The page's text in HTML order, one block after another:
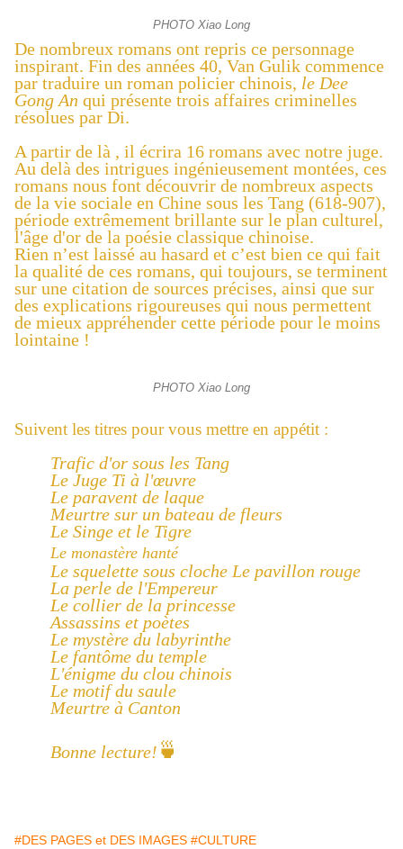
PHOTO Xiao Long
De nombreux romans ont repris ce personnage
inspirant. Fin des années 40, Van Gulik commence
par traduire un roman policier chinois, le Dee
Gong An qui présente trois affaires criminelles
résolues par Di.
A partir de là , il écrira 16 romans avec notre juge.
Au delà des intrigues ingénieusement montées, ces
romans nous font découvrir de nombreux aspects
de la vie sociale en Chine sous les Tang (618-907),
période extrêmement brillante sur le plan culturel,
l'âge d'or de la poésie classique chinoise.
Rien n’est laissé au hasard et c’est bien ce qui fait
la qualité de ces romans, qui toujours, se terminent
sur une citation de sources précises, ainsi que sur
des explications rigoureuses qui nous permettent
de mieux appréhender cette période pour le moins
lointaine !
PHOTO Xiao Long
Suivent les titres pour vous mettre en appétit :
Trafic d'or sous les Tang
Le Juge Ti à l'œuvre
Le paravent de laque
Meurtre sur un bateau de fleurs
Le Singe et le Tigre
Le monastère hanté
Le squelette sous cloche Le pavillon rouge
La perle de l'Empereur
Le collier de la princesse
Assassins et poètes
Le mystère du labyrinthe
Le fantôme du temple
L'énigme du clou chinois
Le motif du saule
Meurtre à Canton
Bonne lecture! 🍵
#DES PAGES et DES IMAGES #CULTURE